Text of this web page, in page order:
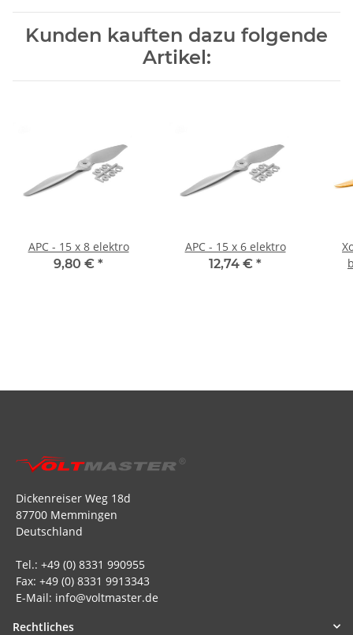
Kunden kauften dazu folgende
Artikel:
APC - 15 x 8 elektro
9,80 € *
APC - 15 x 6 elektro
12,74 € *
Dickenreiser Weg 18d
87700 Memmingen
Deutschland
Tel.: +49 (0) 8331 990955
Fax: +49 (0) 8331 9913343
E-Mail: info@voltmaster.de
Rechtliches